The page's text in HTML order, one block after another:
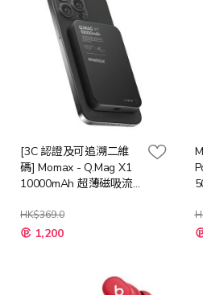
[3C 認證及可追溯二維
碼] Momax - Q.Mag X1
10000mAh 超薄磁吸流
HK$369.0
1,200
特
殊